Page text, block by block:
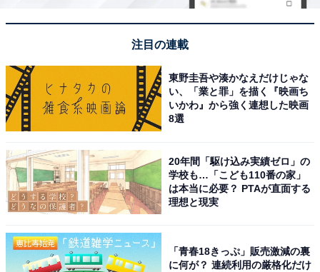
底のツメをかけ合わせる
注目の連載
東野圭吾や湊かなえだけじゃな
い、「業と罪」を描く『映画ち
いかわ』から強く連想した映画
8選
20年間「駆け込み実績ゼロ」の
学校も…「こども110番の家」
は本当に必要？ PTAが直面する
理想と現実
「青春18きっぷ」販売激減の裏
に何が？ 連続利用の厳格化だけ